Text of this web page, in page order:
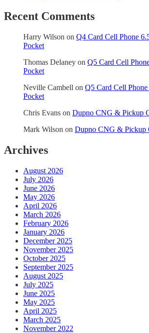
Recent Comments
Harry Wilson on Q4 Card Cell Phone
Pocket
Thomas Delaney on Q5 Card Cell
Pocket
Neville Cambell on Q5 Card Cell
Pocket
Chris Evans on Dupno CNG & Pickup
Mark Wilson on Dupno CNG & Pickup
Archives
August 2026
July 2026
June 2026
May 2026
April 2026
March 2026
February 2026
January 2026
December 2025
November 2025
October 2025
September 2025
August 2025
July 2025
June 2025
May 2025
April 2025
March 2025
November 2022